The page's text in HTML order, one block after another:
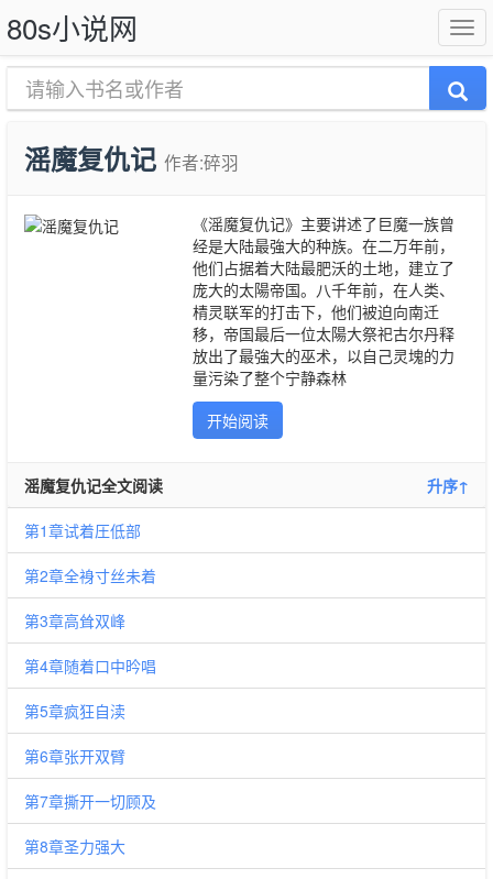
80s小说网
滛魔复仇记 作者:碎羽
《滛魔复仇记》主要讲述了巨魔一族曾
经是大陆最強大的种族。在二万年前，
他们占据着大陆最肥沃的土地，建立了
庞大的太陽帝国。八千年前，在人类、
棈灵联军的打击下，他们被迫向南迁
移，帝国最后一位太陽大祭祀古尔丹释
放出了最強大的巫术，以自己灵塊的力
量污染了整个宁静森林
开始阅读
滛魔复仇记全文阅读 升序↑
第1章试着圧低部
第2章全裑寸丝未着
第3章高耸双峰
第4章随着口中昑唱
第5章疯狂自渎
第6章张开双臂
第7章撕开一切顾及
第8章圣力强大